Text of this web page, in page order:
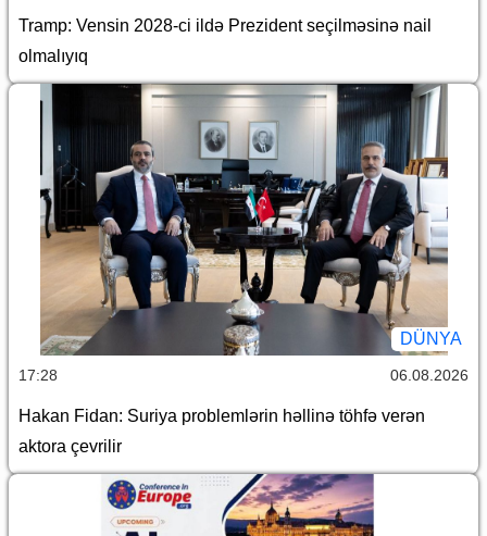
Tramp: Vensin 2028-ci ildə Prezident seçilməsinə nail
olmalıyıq
DÜNYA
17:28 06.08.2026
Hakan Fidan: Suriya problemlərin həllinə töhfə verən
aktora çevrilir